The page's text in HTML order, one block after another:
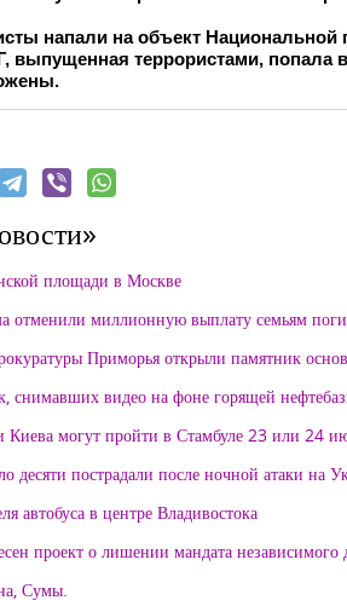
напали на объект
выпущенная террористами,
площади в Москве
отменили миллионную выплату семьям
Приморья открыли памятник
снимавших видео на фоне горящей
могут пройти в Стамбуле 23 или 24
десяти пострадали после ночной атаки на
автобуса в центре Владивостока
проект о лишении мандата независимого
Сумы.